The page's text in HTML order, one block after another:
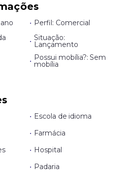
• Perfil: Comercial
• Situação:
Lançamento
• Possui mobília?: Sem
mobília
• Escola de idioma
• Farmácia
• Hospital
• Padaria